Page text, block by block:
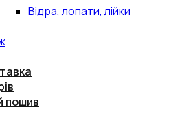
Відра, лопати, лійки
пошив